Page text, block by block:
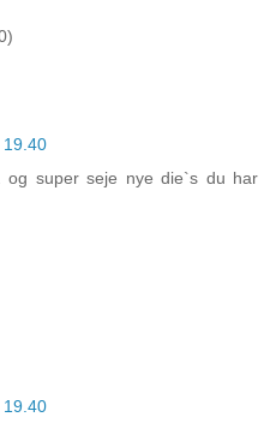
19.40
super seje nye die`s du har
19.40